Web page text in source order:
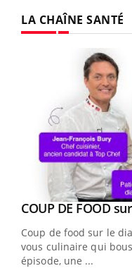
LA CHAÎNE SANTÉ
Youtube
COUP DE FOOD
Coup de food sur le
vous culinaire qui
épisode, une ...